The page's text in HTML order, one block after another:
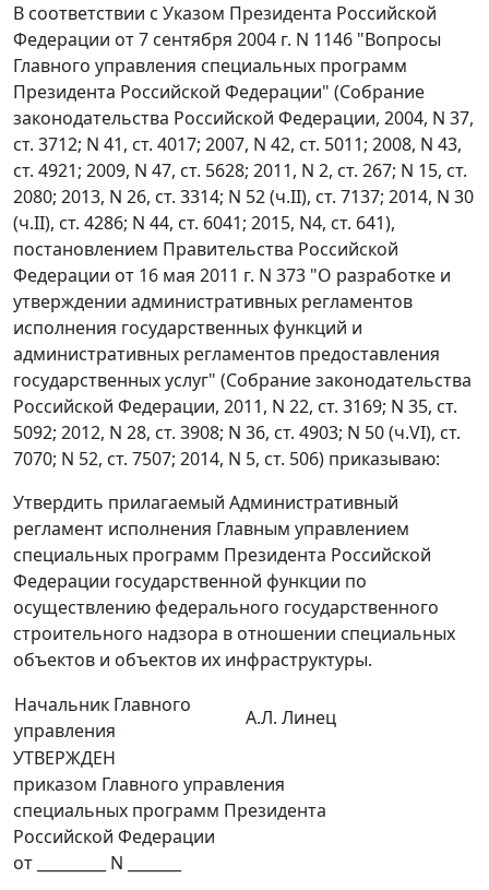
В соответствии с Указом Президента Российской
Федерации от 7 сентября 2004 г. N 1146 "Вопросы
Главного управления специальных программ
Президента Российской Федерации" (Собрание
законодательства Российской Федерации, 2004, N 37,
ст. 3712; N 41, ст. 4017; 2007, N 42, ст. 5011; 2008, N 43,
ст. 4921; 2009, N 47, ст. 5628; 2011, N 2, ст. 267; N 15, ст.
2080; 2013, N 26, ст. 3314; N 52 (ч.II), ст. 7137; 2014, N 30
(ч.II), ст. 4286; N 44, ст. 6041; 2015, N4, ст. 641),
постановлением Правительства Российской
Федерации от 16 мая 2011 г. N 373 "О разработке и
утверждении административных регламентов
исполнения государственных функций и
административных регламентов предоставления
государственных услуг" (Собрание законодательства
Российской Федерации, 2011, N 22, ст. 3169; N 35, ст.
5092; 2012, N 28, ст. 3908; N 36, ст. 4903; N 50 (ч.VI), ст.
7070; N 52, ст. 7507; 2014, N 5, ст. 506) приказываю:
Утвердить прилагаемый Административный
регламент исполнения Главным управлением
специальных программ Президента Российской
Федерации государственной функции по
осуществлению федерального государственного
строительного надзора в отношении специальных
объектов и объектов их инфраструктуры.
Начальник Главного
управления
А.Л. Линец
УТВЕРЖДЕН
приказом Главного управления
специальных программ Президента
Российской Федерации
от _________ N _______